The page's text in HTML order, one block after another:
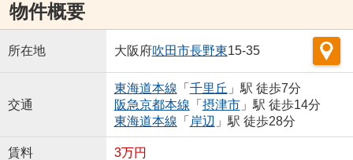
物件概要
所在地 大阪府吹田市長野東15-35
交通
東海道本線 「 千里丘 」駅 徒歩7分
阪急京都本線 「 摂津市」駅 徒歩14分
東海道本線 「 岸辺 」駅 徒歩28分
賃料 3万円